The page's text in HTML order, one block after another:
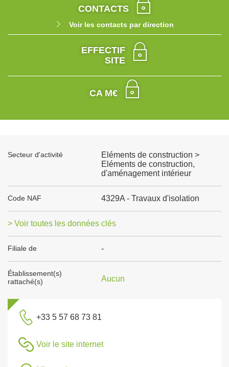
CONTACTS
Voir les contacts par direction
EFFECTIF
SITE
CA M€
Secteur d'activité
Eléments de construction >
Eléments de construction,
d'aménagement intérieur
Code NAF 4329A - Travaux d'isolation
> Voir toutes les données clés
Filiale de -
Établissement(s)
rattaché(s)
Aucun
+33 5 57 68 73 81
Voir le site internet